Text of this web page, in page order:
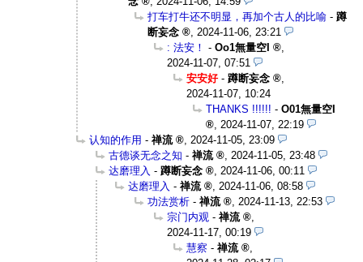
打车打牛还不明显，再加个古人的比喻 - 蹲
断妄念
2024-11-06, 23:21
: 法安！ - Oo1無量空I
2024-11-07, 07:51
安安好- 蹲断妄念
2024-11-07, 10:24
THANKS !!!!!! - O01無量空I
2024-11-07, 22:19
认知的作用 - 禅流
2024-11-05, 23:09
古德谈无念之知 - 禅流
2024-11-05, 23:48
达磨理入 - 蹲断妄念
2024-11-06, 00:11
达磨理入 - 禅流
2024-11-06, 08:58
功法赏析 - 禅流
2024-11-13, 22:53
宗门内观 - 禅流
2024-11-17, 00:19
慧察 - 禅流